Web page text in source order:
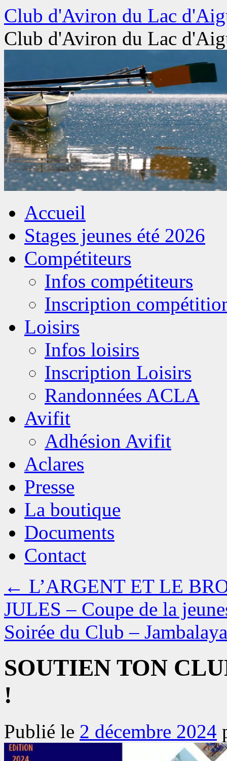
Aller
au
contenu
Club d'Aviron du Lac
Club d'Aviron du Lac
Accueil
Stages jeunes été 2026
Compétiteurs
Infos compétiteurs
Inscription
Loisirs
Infos loisirs
Inscription Loisirs
Randonnées ACLA
Avifit
Adhésion Avifit
Aclares
Presse
La boutique
Documents
Contact
← L’ARGENT ET LE
JULES – Coupe de la
Soirée du Club –
SOUTIEN TON
!
Publié le 2 décembre 2024